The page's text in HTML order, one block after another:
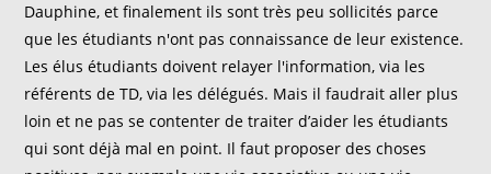
Dauphine, et finalement ils sont très peu sollicités parce
que les étudiants n'ont pas connaissance de leur existence.
Les élus étudiants doivent relayer l'information, via les
référents de TD, via les délégués. Mais il faudrait aller plus
loin et ne pas se contenter de traiter d’aider les étudiants
qui sont déjà mal en point. Il faut proposer des choses